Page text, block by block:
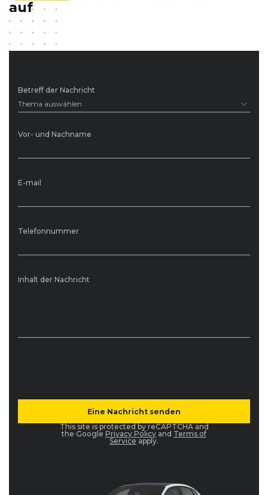
Betreff der Nachricht
Thema auswählen
Vor- und Nachname
E-mail
Telefonnummer
Inhalt der Nachricht
This site is protected by reCAPTCHA and
the Google Privacy Policy and Terms of
Service apply.
auf